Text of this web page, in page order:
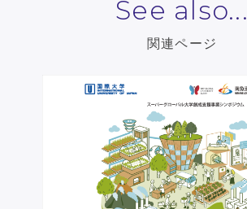
See also...
関連ページ